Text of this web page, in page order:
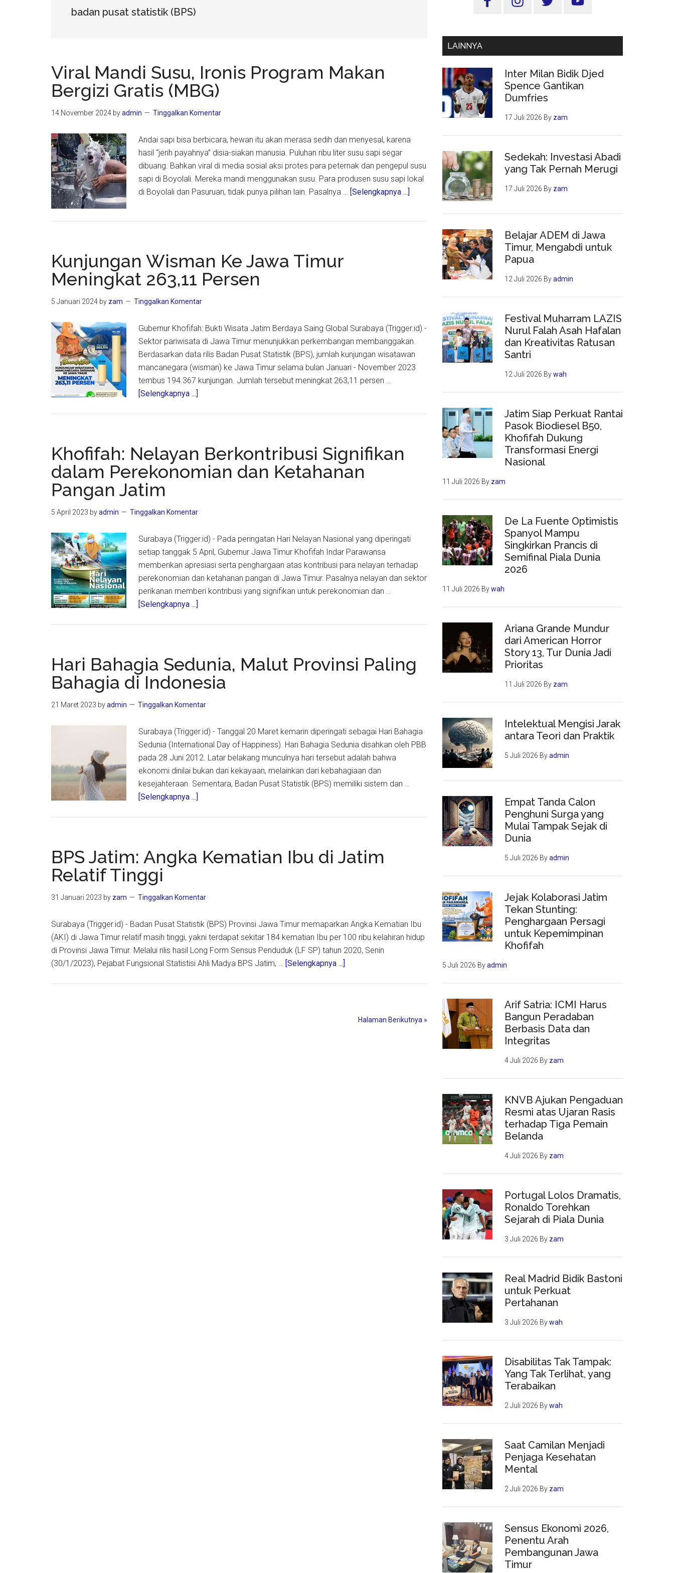
badan pusat statistik (BPS)
Viral Mandi Susu, Ironis Program Makan
Bergizi Gratis (MBG)
14 November 2024 byadmin Tinggalkan Komentar
Andai sapi bisa berbicara, hewan itu akan merasa sedih dan menyesal, karena
hasil “jerih payahnya” disia-siakan manusia. Puluhan ribu liter susu sapi segar
dibuang. Bahkan viral di media sosial aksi protes para peternak dan pengepul susu
sapi di Boyolali. Mereka mandi menggunakan susu. Para produsen susu sapi lokal
di Boyolali dan Pasuruan, tidak punya pilihan lain. Pasalnya … [Selengkapnya ...]
Kunjungan Wisman Ke Jawa Timur
Meningkat 263,11 Persen
5 Januari 2024 by zam Tinggalkan Komentar
Gubernur Khofifah: Bukti Wisata Jatim Berdaya Saing Global Surabaya (Trigger.id) -
Sektor pariwisata di Jawa Timur menunjukkan perkembangan membanggakan.
Berdasarkan data rilis Badan Pusat Statistik (BPS), jumlah kunjungan wisatawan
mancanegara (wisman) ke Jawa Timur selama bulan Januari - November 2023
tembus 194.367 kunjungan. Jumlah tersebut meningkat 263,11 persen …
[Selengkapnya ...]
Jawa
Timur
Meningkat
Khofifah: Nelayan Berkontribusi Signifikan
dalam Perekonomian dan Ketahanan
Pangan Jatim
5 April 2023 byadmin Tinggalkan Komentar
Surabaya (Trigger.id) - Pada peringatan Hari Nelayan Nasional yang diperingati
setiap tanggak 5 April, Gubernur Jawa Timur Khofifah Indar Parawansa
memberikan apresiasi serta penghargaan atas kontribusi para nelayan terhadap
perekonomian dan ketahanan pangan di Jawa Timur. Pasalnya nelayan dan sektor
perikanan memberi kontribusi yang signifikan untuk perekonomian dan …
[Selengkapnya ...]
Signifikan
dalam
Perekonomian
Ketahanan
Jatim
Hari Bahagia Sedunia, Malut Provinsi Paling
Bahagia di Indonesia
21 Maret 2023 byadmin Tinggalkan Komentar
Surabaya (Trigger.id) - Tanggal 20 Maret kemarin diperingati sebagai Hari Bahagia
Sedunia (International Day of Happiness). Hari Bahagia Sedunia disahkan oleh PBB
pada 28 Juni 2012. Latar belakang munculnya hari tersebut adalah bahwa
ekonomi dinilai bukan dari kekayaan, melainkan dari kebahagiaan dan
kesejahteraan. Sementara, Badan Pusat Statistik (BPS) memiliki sistem dan …
[Selengkapnya ...]
Malut
Provinsi
di
BPS Jatim: Angka Kematian Ibu di Jatim
Relatif Tinggi
31 Januari 2023 by zam Tinggalkan Komentar
Surabaya (Trigger.id) - Badan Pusat Statistik (BPS) Provinsi Jawa Timur memaparkan Angka Kematian Ibu
(AKI) di Jawa Timur relatif masih tinggi, yakni terdapat sekitar 184 kematian Ibu per 100 ribu kelahiran hidup
di Provinsi Jawa Timur. Melalui rilis hasil Long Form Sensus Penduduk (LF SP) tahun 2020, Senin
(30/1/2023), Pejabat Fungsional Statistisi Ahli Madya BPS Jatim, … [Selengkapnya ...]
Kematian
Halaman Berikutnya »
Utama
LAINNYA
Inter Milan Bidik Djed
Spence Gantikan
Dumfries
17 Juli 2026 By zam
Sedekah: Investasi Abadi
yang Tak Pernah Merugi
17 Juli 2026 By zam
Belajar ADEM di Jawa
Timur, Mengabdi untuk
Papua
12 Juli 2026 Byadmin
Festival Muharram LAZIS
Nurul Falah Asah Hafalan
dan Kreativitas Ratusan
Santri
12 Juli 2026 Bywah
Jatim Siap Perkuat Rantai
Pasok Biodiesel B50,
Khofifah Dukung
Transformasi Energi
Nasional
11 Juli 2026 By zam
De La Fuente Optimistis
Spanyol Mampu
Singkirkan Prancis di
Semifinal Piala Dunia
2026
11 Juli 2026 Bywah
Ariana Grande Mundur
dari American Horror
Story 13, Tur Dunia Jadi
Prioritas
11 Juli 2026 By zam
Intelektual Mengisi Jarak
antara Teori dan Praktik
5 Juli 2026 Byadmin
Empat Tanda Calon
Penghuni Surga yang
Mulai Tampak Sejak di
Dunia
5 Juli 2026 Byadmin
Jejak Kolaborasi Jatim
Tekan Stunting:
Penghargaan Persagi
untuk Kepemimpinan
Khofifah
5 Juli 2026 Byadmin
Arif Satria: ICMI Harus
Bangun Peradaban
Berbasis Data dan
Integritas
4 Juli 2026 By zam
KNVB Ajukan Pengaduan
Resmi atas Ujaran Rasis
terhadap Tiga Pemain
Belanda
4 Juli 2026 By zam
Portugal Lolos Dramatis,
Ronaldo Torehkan
Sejarah di Piala Dunia
3 Juli 2026 By zam
Real Madrid Bidik Bastoni
untuk Perkuat
Pertahanan
3 Juli 2026 Bywah
Disabilitas Tak Tampak:
Yang Tak Terlihat, yang
Terabaikan
2 Juli 2026 Bywah
Saat Camilan Menjadi
Penjaga Kesehatan
Mental
2 Juli 2026 By zam
Sensus Ekonomi 2026,
Penentu Arah
Pembangunan Jawa
Timur